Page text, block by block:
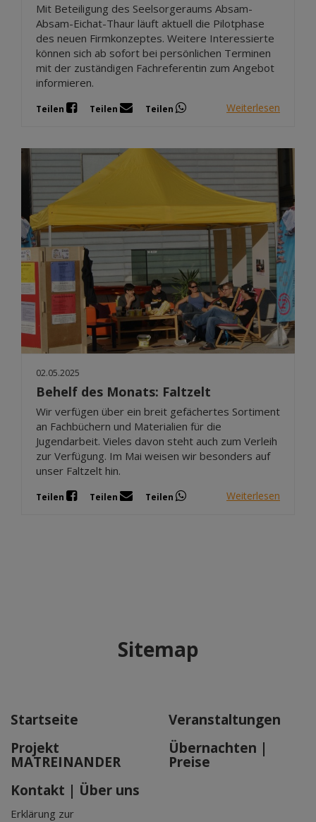
Mit Beteiligung des Seelsorgeraums Absam-
Absam-Eichat-Thaur läuft aktuell die Pilotphase
des neuen Firmkonzeptes. Weitere Interessierte
können sich ab sofort bei persönlichen Terminen
mit der zuständigen Fachreferentin zum Angebot
informieren.
Teilen Teilen Teilen Weiterlesen
02.05.2025
Behelf des Monats: Faltzelt
Wir verfügen über ein breit gefächertes Sortiment
an Fachbüchern und Materialien für die
Jugendarbeit. Vieles davon steht auch zum Verleih
zur Verfügung. Im Mai weisen wir besonders auf
unser Faltzelt hin.
Teilen Teilen Teilen Weiterlesen
Sitemap
Startseite
Veranstaltungen
Projekt
MATREINANDER
Übernachten |
Preise
Kontakt | Über uns
Erklärung zur